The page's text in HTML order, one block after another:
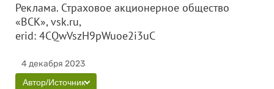
Реклама. Страховое акционерное общество
«ВСК», vsk.ru,
erid: 4CQwVszH9pWuoe2i3uC
4 декабря 2023
Автор/Источник